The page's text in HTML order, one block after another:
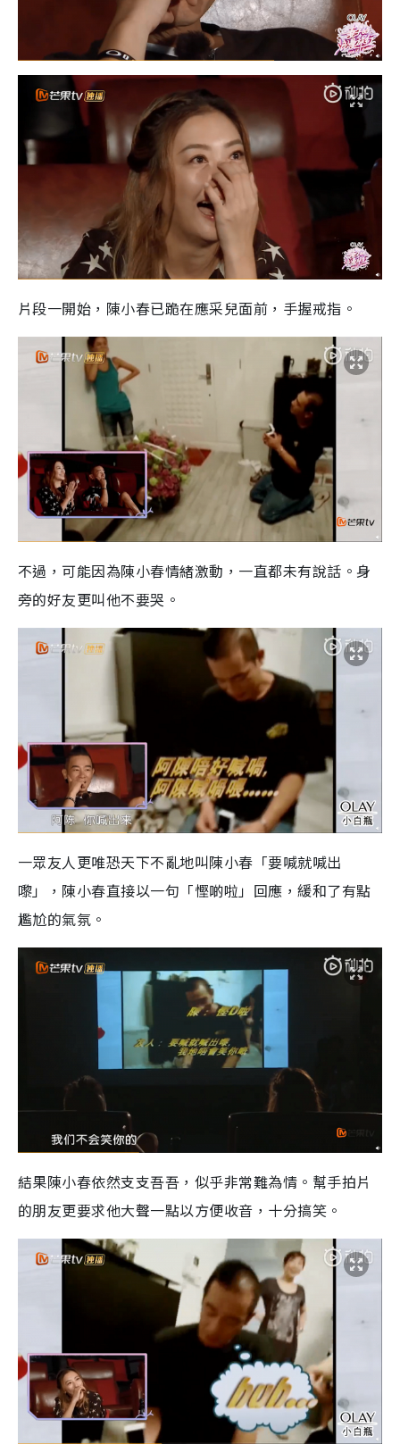
片段一開始，陳小春已跪在應采兒面前，手握戒指。
不過，可能因為陳小春情緒激動，一直都未有說話。身
旁的好友更叫他不要哭。
一眾友人更唯恐天下不亂地叫陳小春「要喊就喊出
嚟」，陳小春直接以一句「慳啲啦」回應，緩和了有點
尷尬的氣氛。
結果陳小春依然支支吾吾，似乎非常難為情。幫手拍片
的朋友更要求他大聲一點以方便收音，十分搞笑。